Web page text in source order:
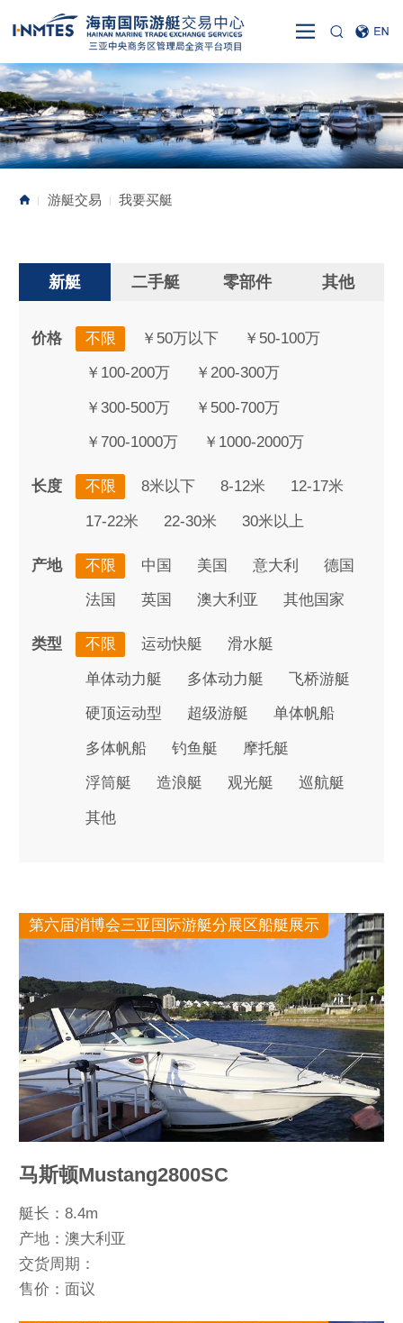
| 游艇交易 | 我要买艇
新艇 二手艇 零部件 其他
价格 不限 ￥50万以下 ￥50-100万
￥100-200万 ￥200-300万
￥300-500万 ￥500-700万
￥700-1000万 ￥1000-2000万
长度 不限 8米以下 8-12米 12-17米
17-22米 22-30米 30米以上
产地 不限 中国 美国 意大利 德国
法国 英国 澳大利亚 其他国家
类型 不限 运动快艇 滑水艇
单体动力艇 多体动力艇 飞桥游艇
硬顶运动型 超级游艇 单体帆船
多体帆船 钓鱼艇 摩托艇
浮筒艇 造浪艇 观光艇 巡航艇
其他
第六届消博会三亚国际游艇分展区船艇展示
马斯顿Mustang2800SC
艇长：8.4m
产地：澳大利亚
交货周期：
售价：面议